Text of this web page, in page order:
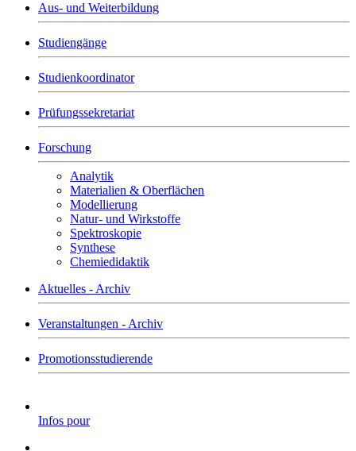
Aus- und Weiterbildung
Studiengänge
Studienkoordinator
Prüfungssekretariat
Forschung
Analytik
Materialien & Oberflächen
Modellierung
Natur- und Wirkstoffe
Spektroskopie
Synthese
Chemiedidaktik
Aktuelles - Archiv
Veranstaltungen - Archiv
Promotionsstudierende
Infos pour